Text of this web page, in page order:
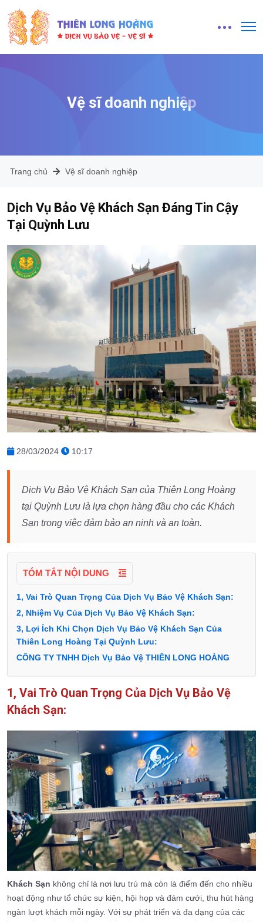
Vệ sĩ doanh nghiệp
Trang chủ Vệ sĩ doanh nghiệp
Dịch Vụ Bảo Vệ Khách Sạn Đáng Tin Cậy
Tại Quỳnh Lưu
28/03/2024 10:17
Dịch Vụ Bảo Vệ Khách Sạn của Thiên Long Hoàng
tại Quỳnh Lưu là lựa chọn hàng đầu cho các Khách
Sạn trong việc đảm bảo an ninh và an toàn.
TÓM TẮT NỘI DUNG
1, Vai Trò Quan Trọng Của Dịch Vụ Bảo Vệ Khách Sạn:
2, Nhiệm Vụ Của Dịch Vụ Bảo Vệ Khách Sạn:
3, Lợi Ích Khi Chọn Dịch Vụ Bảo Vệ Khách Sạn Của
Thiên Long Hoàng Tại Quỳnh Lưu:
CÔNG TY TNHH Dịch Vụ Bảo Vệ THIÊN LONG HOÀNG
1, Vai Trò Quan Trọng Của Dịch Vụ Bảo Vệ
Khách Sạn:
Khách Sạn không chỉ là nơi lưu trú mà còn là điểm đến cho nhiều
hoạt động như tổ chức sự kiện, hội họp và đám cưới, thu hút hàng
ngàn lượt khách mỗi ngày. Với sự phát triển và đa dạng của các